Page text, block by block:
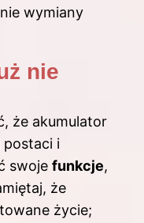
wymiany
nie
że akumulator
postaci i
swoje funkcje,
że
życie;